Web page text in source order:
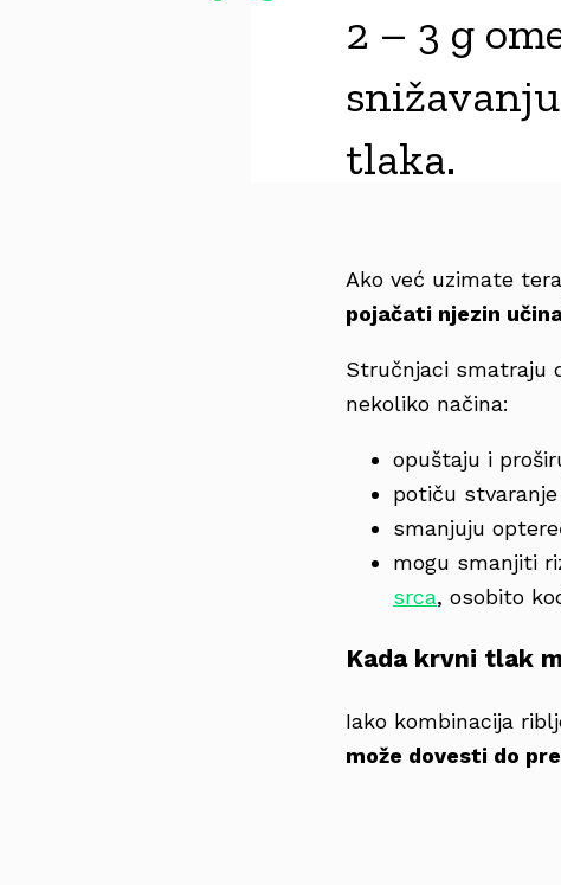
2 – 3 g
tlaka.
Ako već uzimate
pojačati njezin
Stručnjaci smatraju
nekoliko načina:
opuštaju i
potiču
smanjuju
mogu smanjiti
srca, osobito
Kada krvni tlak
Iako kombinacija
može dovesti do